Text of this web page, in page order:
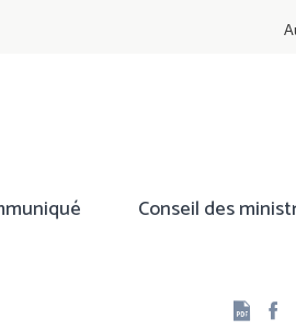
Conseil des